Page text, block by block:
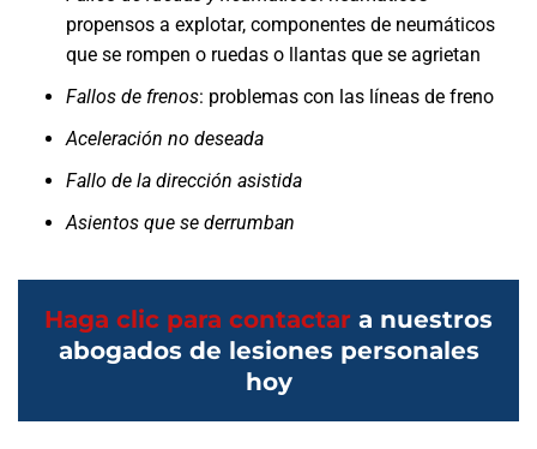
propensos a explotar, componentes de neumáticos
que se rompen o ruedas o llantas que se agrietan
Fallos de frenos: problemas con las líneas de freno
Aceleración no deseada
Fallo de la dirección asistida
Asientos que se derrumban
Haga clic para contactar a nuestros
abogados de lesiones personales
hoy